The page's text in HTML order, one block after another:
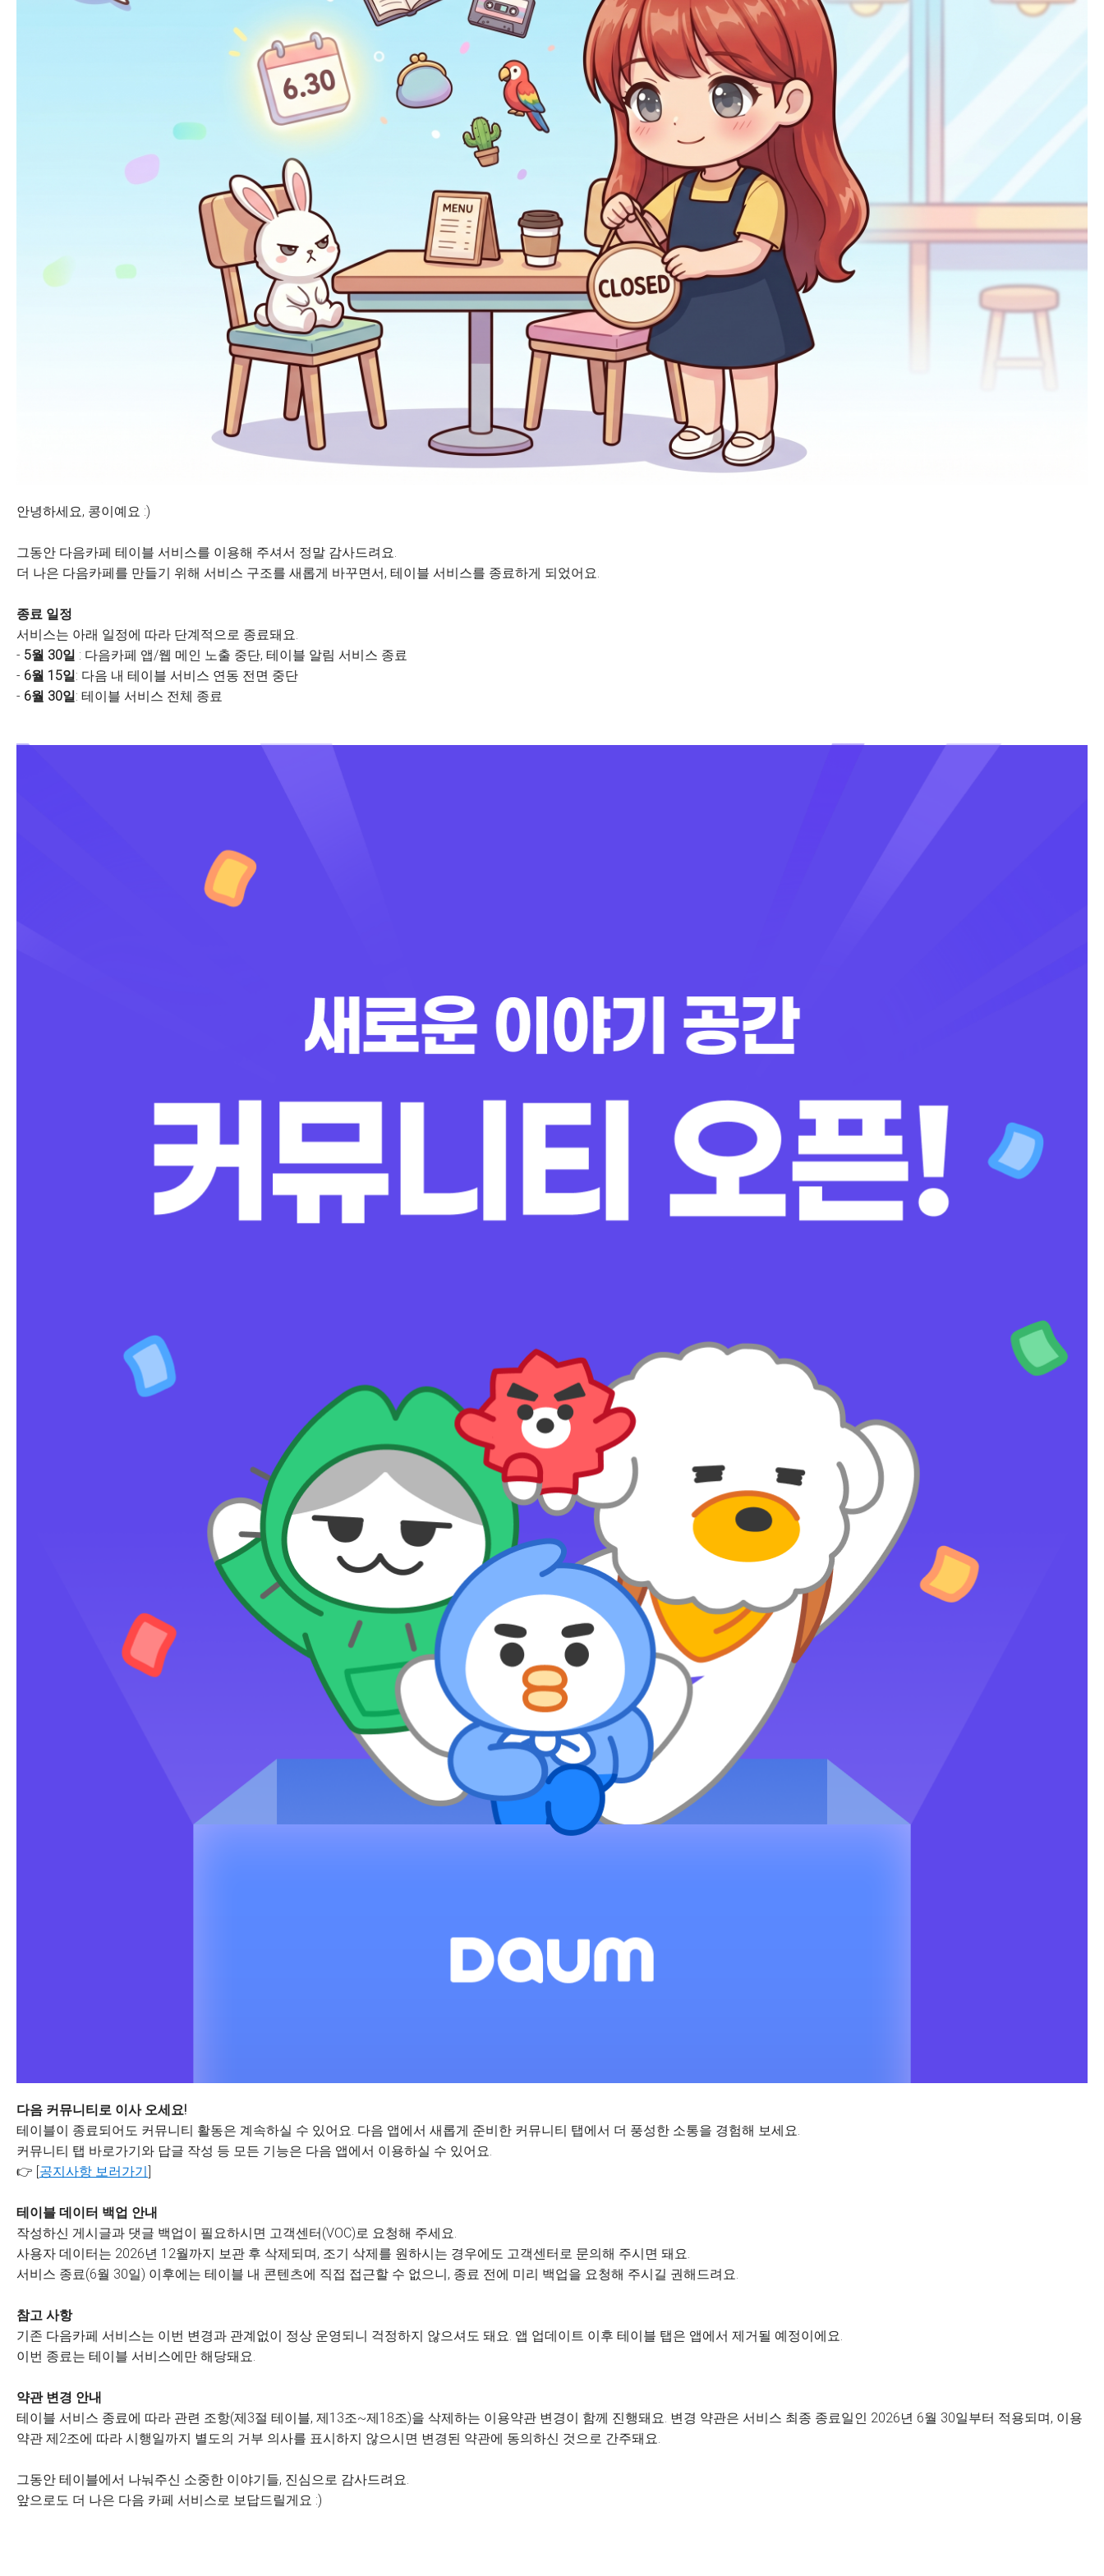
안녕하세요, 콩이예요 :)
그동안 다음카페 테이블 서비스를 이용해 주셔서 정말 감사드려요.
더 나은 다음카페를 만들기 위해 서비스 구조를 새롭게 바꾸면서, 테이블 서비스를 종료하게 되었어요.
종료 일정
서비스는 아래 일정에 따라 단계적으로 종료돼요.
- 5월 30일 : 다음카페 앱/웹 메인 노출 중단, 테이블 알림 서비스 종료
- 6월 15일: 다음 내 테이블 서비스 연동 전면 중단
- 6월 30일: 테이블 서비스 전체 종료
다음 커뮤니티로 이사 오세요!
테이블이 종료되어도 커뮤니티 활동은 계속하실 수 있어요. 다음 앱에서 새롭게 준비한 커뮤니티 탭에서 더 풍성한 소통을 경험해 보세요.
커뮤니티 탭 바로가기와 답글 작성 등 모든 기능은 다음 앱에서 이용하실 수 있어요.
👉 [공지사항 보러가기]
테이블 데이터 백업 안내
작성하신 게시글과 댓글 백업이 필요하시면 고객센터(VOC)로 요청해 주세요.
사용자 데이터는 2026년 12월까지 보관 후 삭제되며, 조기 삭제를 원하시는 경우에도 고객센터로 문의해 주시면 돼요.
서비스 종료(6월 30일) 이후에는 테이블 내 콘텐츠에 직접 접근할 수 없으니, 종료 전에 미리 백업을 요청해 주시길 권해드려요.
참고 사항
기존 다음카페 서비스는 이번 변경과 관계없이 정상 운영되니 걱정하지 않으셔도 돼요. 앱 업데이트 이후 테이블 탭은 앱에서 제거될 예정이에요.
이번 종료는 테이블 서비스에만 해당돼요.
약관 변경 안내
테이블 서비스 종료에 따라 관련 조항(제3절 테이블, 제13조~제18조)을 삭제하는 이용약관 변경이 함께 진행돼요. 변경 약관은 서비스 최종 종료일인 2026년 6월 30일부터 적용되며, 이용
약관 제2조에 따라 시행일까지 별도의 거부 의사를 표시하지 않으시면 변경된 약관에 동의하신 것으로 간주돼요.
그동안 테이블에서 나눠주신 소중한 이야기들, 진심으로 감사드려요.
앞으로도 더 나은 다음 카페 서비스로 보답드릴게요 :)